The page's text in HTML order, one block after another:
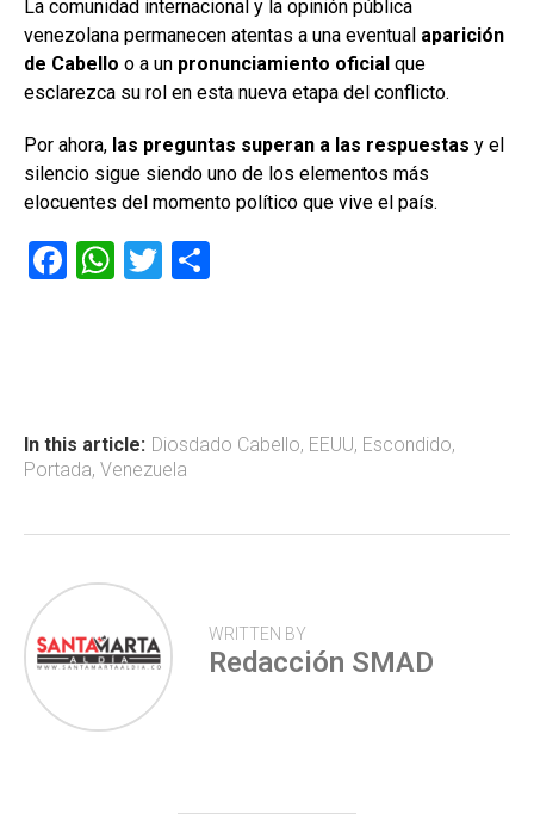
La comunidad internacional y la opinión pública
venezolana permanecen atentas a una eventual aparición
de Cabello o a un pronunciamiento oficial que
esclarezca su rol en esta nueva etapa del conflicto.
Por ahora, las preguntas superan a las respuestas y el
silencio sigue siendo uno de los elementos más
elocuentes del momento político que vive el país.
F
ok
W
p
p
T
tir
In this article: Diosdado Cabello, EEUU, Escondido,
Portada, Venezuela
WRITTEN BY
Redacción SMAD